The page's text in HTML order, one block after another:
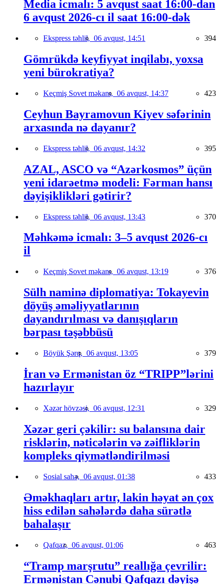
Media icmalı: 5 avqust saat 16:00-dan
6 avqust 2026-cı il saat 16:00-dək
Ekspress təhlil, 06 avqust, 14:51 394
Gömrükdə keyfiyyət inqilabı, yoxsa
yeni bürokratiya?
Keçmiş Sovet məkanı, 06 avqust, 14:37 423
Ceyhun Bayramovun Kiyev səfərinin
arxasında nə dayanır?
Ekspress təhlil, 06 avqust, 14:32 395
AZAL, ASCO və “Azərkosmos” üçün
yeni idarəetmə modeli: Fərman hansı
dəyişiklikləri gətirir?
Ekspress təhlil, 06 avqust, 13:43 370
Məhkəmə icmalı: 3–5 avqust 2026-cı
il
Keçmiş Sovet məkanı, 06 avqust, 13:19 376
Sülh naminə diplomatiya: Tokayevin
döyüş əməliyyatlarının
dayandırılması və danışıqların
bərpası təşəbbüsü
Böyük Şərq, 06 avqust, 13:05 379
İran və Ermənistan öz “TRIPP”lərini
hazırlayır
Xəzər hövzəsi, 06 avqust, 12:31 329
Xəzər geri çəkilir: su balansına dair
risklərin, nəticələrin və zəifliklərin
kompleks qiymətləndirilməsi
Sosial sahə, 06 avqust, 01:38 433
Əməkhaqları artır, lakin həyat ən çox
hiss edilən sahələrdə daha sürətlə
bahalaşır
Qafqaz, 06 avqust, 01:06 463
“Tramp marşrutu” reallığa çevrilir:
Ermənistan Cənubi Qafqazı dəyişə